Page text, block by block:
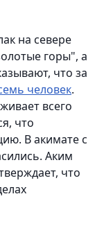
на севере
горы", а
что за
человек.
всего
что
В акимате с
Аким
что